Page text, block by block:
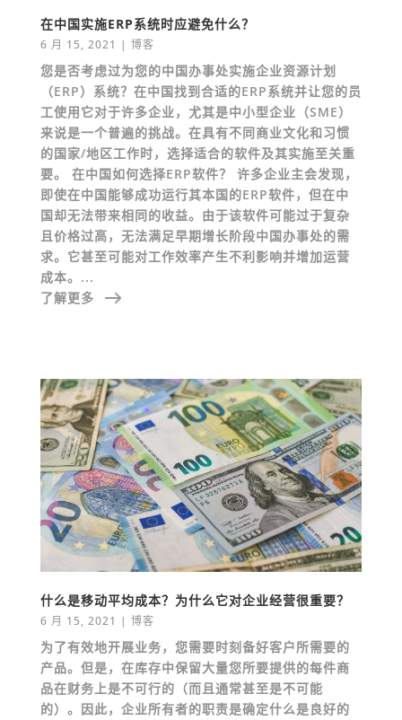
在中国实施ERP系统时应避免什么？
6 月 15, 2021 | 博客
您是否考虑过为您的中国办事处实施企业资源计划
（ERP）系统？在中国找到合适的ERP系统并让您的员
工使用它对于许多企业，尤其是中小型企业（SME）
来说是一个普遍的挑战。在具有不同商业文化和习惯
的国家/地区工作时，选择适合的软件及其实施至关重
要。 在中国如何选择ERP软件？ 许多企业主会发现，
即使在中国能够成功运行其本国的ERP软件，但在中
国却无法带来相同的收益。由于该软件可能过于复杂
且价格过高，无法满足早期增长阶段中国办事处的需
求。它甚至可能对工作效率产生不利影响并增加运营
成本。...
了解更多
什么是移动平均成本？为什么它对企业经营很重要？
6 月 15, 2021 | 博客
为了有效地开展业务，您需要时刻备好客户所需要的
产品。但是，在库存中保留大量您所要提供的每件商
品在财务上是不可行的（而且通常甚至是不可能
的）。因此，企业所有者的职责是确定什么是良好的